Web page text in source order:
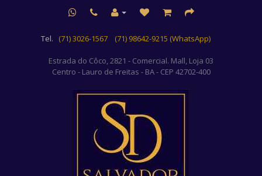
Tel. (71) 3026-1567 (71) 98642-9215 (WhatsApp)
Estrada do Côco, 2821 - Comercial. Mall, Loja 03
Centro - Lauro de Freitas - BA - CEP 42702-400